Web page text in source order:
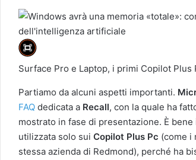
Surface Pro e Laptop, i primi Copilot Plus
Partiamo da alcuni aspetti importanti.
FAQ dedicata a Recall, con la quale ha
mostrato in fase di presentazione. È
utilizzata solo suiCopilot Plus Pc (come
stessa azienda di Redmond), perché ha